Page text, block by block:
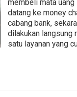
membeli mata
datang ke money
cabang bank,
dilakukan langsung
satu layanan yang